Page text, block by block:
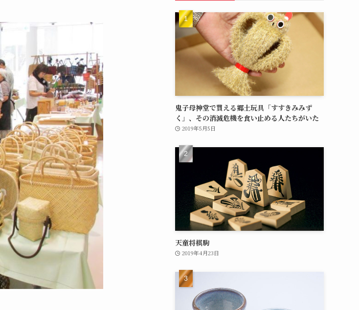
鬼子母神堂で買える郷土玩具「すすきみみず
く」、その消滅危機を食い止める人たちがいた
2019年5月5日
天童将棋駒
2019年4月23日